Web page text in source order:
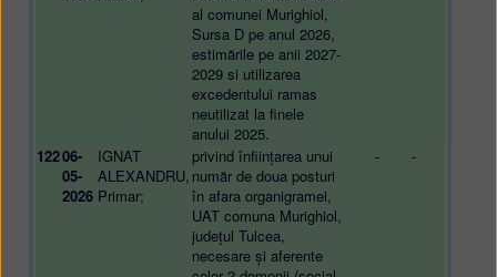
al comunei Murighiol,
Sursa D pe anul 2026,
estimările pe anii 2027-
2029 si utilizarea
excedentului ramas
neutilizat la finele
anului 2025.
12206-
05-
2026
IGNAT
ALEXANDRU,
Primar;
privind înființarea unui
număr de doua posturi
în afara organigramei,
UAT comuna Murighiol,
județul Tulcea,
necesare și aferente
- -